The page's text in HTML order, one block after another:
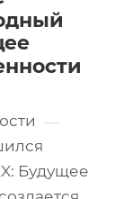
—
Будущее